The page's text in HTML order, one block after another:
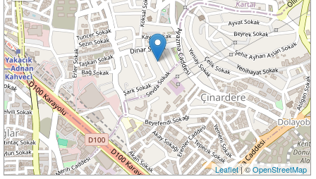
Leaflet| ©OpenStreetMap